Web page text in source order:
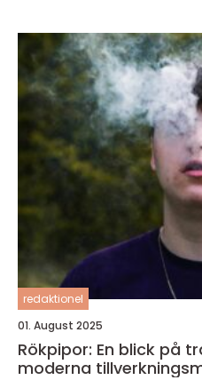
redaktionel
01. August 2025
Rökpipor: En blick på
moderna